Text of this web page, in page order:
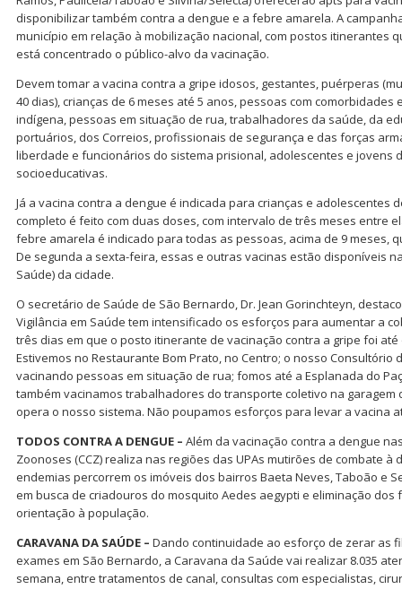
disponibilizar também contra a dengue e a febre amarela. A
município em relação à mobilização nacional, com postos itinerantes
está concentrado o público-alvo da vacinação.
Devem tomar a vacina contra a gripe idosos, gestantes, puérperas
40 dias), crianças de 6 meses até 5 anos, pessoas com comorbidades
indígena, pessoas em situação de rua, trabalhadores da saúde, da
portuários, dos Correios, profissionais de segurança e das forças
liberdade e funcionários do sistema prisional, adolescentes e jovens
socioeducativas.
Já a vacina contra a dengue é indicada para crianças e adolescentes
completo é feito com duas doses, com intervalo de três meses entre
febre amarela é indicado para todas as pessoas, acima de 9 meses,
De segunda a sexta-feira, essas e outras vacinas estão disponíveis
Saúde) da cidade.
O secretário de Saúde de São Bernardo, Dr. Jean Gorinchteyn,
Vigilância em Saúde tem intensificado os esforços para aumentar a
três dias em que o posto itinerante de vacinação contra a gripe foi
Estivemos no Restaurante Bom Prato, no Centro; o nosso Consultório
vacinando pessoas em situação de rua; fomos até a Esplanada do
também vacinamos trabalhadores do transporte coletivo na garagem
opera o nosso sistema. Não poupamos esforços para levar a vacina
TODOS CONTRA A DENGUE – Além da vacinação contra a dengue
Zoonoses (CCZ) realiza nas regiões das UPAs mutirões de combate à
endemias percorrem os imóveis dos bairros Baeta Neves, Taboão e
em busca de criadouros do mosquito Aedes aegypti e eliminação dos
orientação à população.
CARAVANA DA SAÚDE – Dando continuidade ao esforço de zerar as
exames em São Bernardo, a Caravana da Saúde vai realizar 8.035
semana, entre tratamentos de canal, consultas com especialistas,